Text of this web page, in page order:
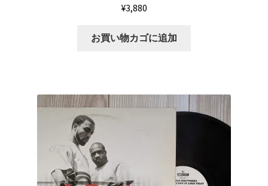
¥3,880
お買い物カゴに追加